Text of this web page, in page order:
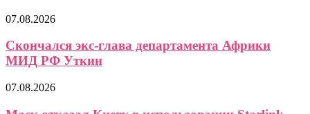
07.08.2026
Скончался экс-глава департамента Африки
МИД РФ Уткин
07.08.2026